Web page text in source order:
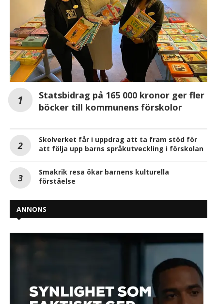
Statsbidrag på 165 000 kronor ger fler
böcker till kommunens förskolor
Skolverket får i uppdrag att ta fram stöd för
att följa upp barns språkutveckling i förskolan
Smakrik resa ökar barnens kulturella
förståelse
ANNONS